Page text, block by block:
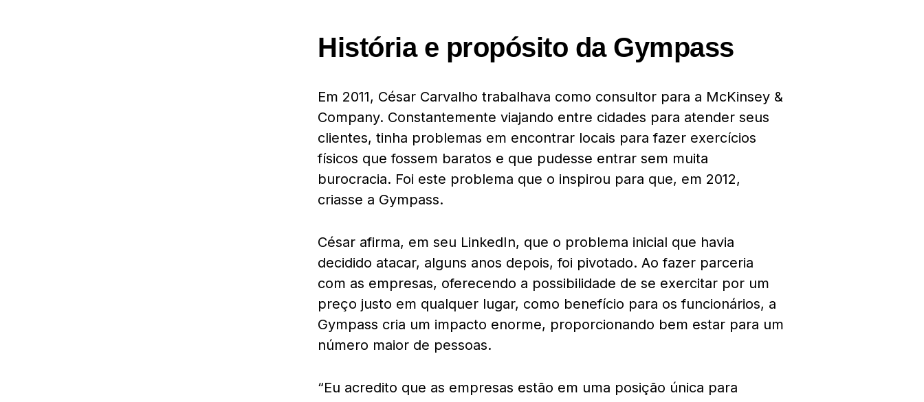
História e propósito da Gympass
Em 2011, César Carvalho trabalhava como consultor para a McKinsey &
Company. Constantemente viajando entre cidades para atender seus
clientes, tinha problemas em encontrar locais para fazer exercícios
físicos que fossem baratos e que pudesse entrar sem muita
burocracia. Foi este problema que o inspirou para que, em 2012,
criasse a Gympass.
César afirma, em seu LinkedIn, que o problema inicial que havia
decidido atacar, alguns anos depois, foi pivotado. Ao fazer parceria
com as empresas, oferecendo a possibilidade de se exercitar por um
preço justo em qualquer lugar, como benefício para os funcionários, a
Gympass cria um impacto enorme, proporcionando bem estar para um
número maior de pessoas.
“Eu acredito que as empresas estão em uma posição única para